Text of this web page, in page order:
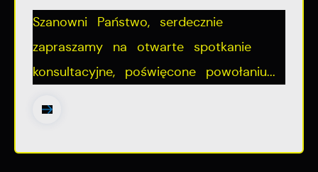
Szanowni Państwo, serdecznie
zapraszamy na otwarte spotkanie
konsultacyjne, poświęcone powołaniu...